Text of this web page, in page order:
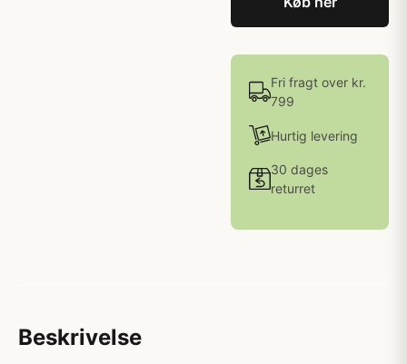
Fri fragt over kr.
799
Hurtig levering
30 dages
returret
Beskrivelse